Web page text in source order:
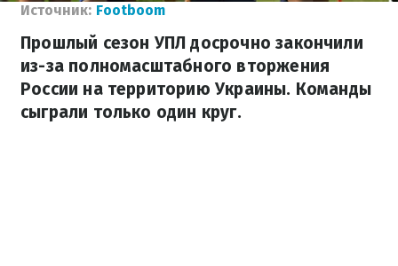
Источник: Footboom
Прошлый сезон УПЛ досрочно закончили
из-за полномасштабного вторжения
России на территорию Украины. Команды
сыграли только один круг.